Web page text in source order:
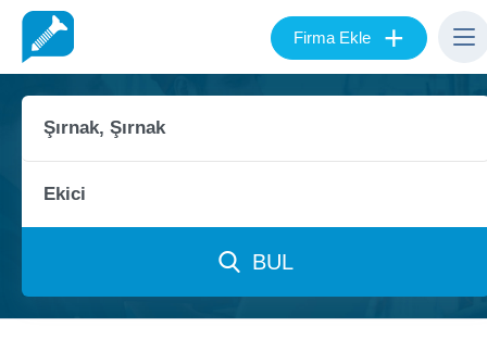
Firma Ekle +
BUL